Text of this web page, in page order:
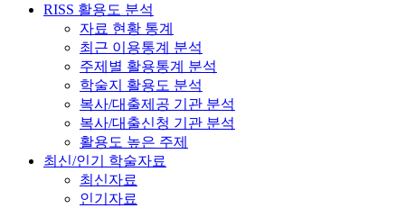
RISS 활용도 분석
자료 현황 통계
최근 이용통계 분석
주제별 활용통계 분석
학술지 활용도 분석
복사/대출제공 기관 분석
복사/대출신청 기관 분석
활용도 높은 주제
최신/인기 학술자료
최신자료
인기자료